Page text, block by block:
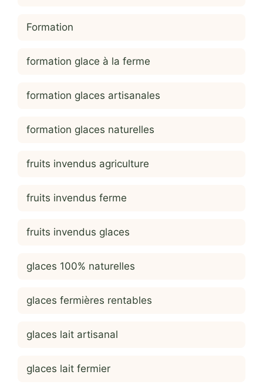
Formation
formation glace à la ferme
formation glaces artisanales
formation glaces naturelles
fruits invendus agriculture
fruits invendus ferme
fruits invendus glaces
glaces 100% naturelles
glaces fermières rentables
glaces lait artisanal
glaces lait fermier